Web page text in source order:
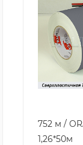
752 м /
1,26*50м